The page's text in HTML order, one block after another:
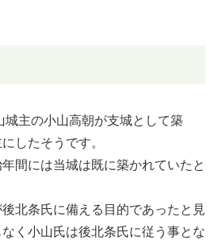
城主の小山高朝が支城として築
したそうです。
間には当城は既に築かれていたと
北条氏に備える目的であったと見
く小山氏は後北条氏に従う事とな